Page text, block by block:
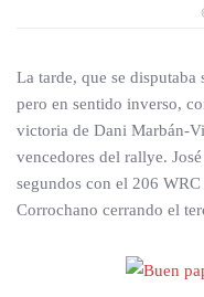
La tarde, que se disputaba
pero en sentido inverso,
victoria de Dani Marbán-
vencedores del rallye.
segundos con el 206
Corrochano cerrando el